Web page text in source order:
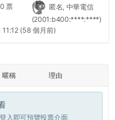
匿名, 中華電信
(2001:b400:****:****)
0 票
11:12 (58 個月前)
暱稱 理由
登入即可預覽投票介面